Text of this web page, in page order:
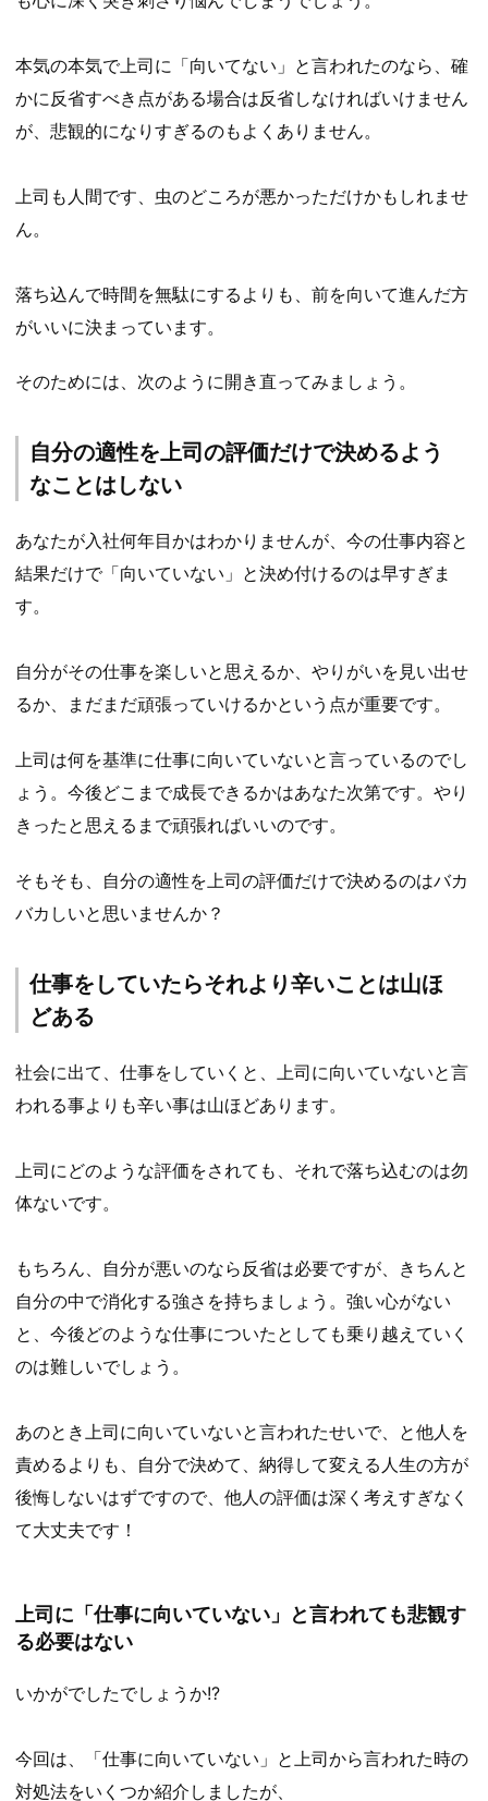
本気の本気で上司に「向いてない」と言われたのなら、確
かに反省すべき点がある場合は反省しなければいけません
が、悲観的になりすぎるのもよくありません。
上司も人間です、虫のどころが悪かっただけかもしれませ
ん。
落ち込んで時間を無駄にするよりも、前を向いて進んだ方
がいいに決まっています。
そのためには、次のように開き直ってみましょう。
自分の適性を上司の評価だけで決めるよう
なことはしない
あなたが入社何年目かはわかりませんが、今の仕事内容と
結果だけで「向いていない」と決め付けるのは早すぎま
す。
自分がその仕事を楽しいと思えるか、やりがいを見い出せ
るか、まだまだ頑張っていけるかという点が重要です。
上司は何を基準に仕事に向いていないと言っているのでし
ょう。今後どこまで成長できるかはあなた次第です。やり
きったと思えるまで頑張ればいいのです。
そもそも、自分の適性を上司の評価だけで決めるのはバカ
バカしいと思いませんか？
仕事をしていたらそれより辛いことは山ほ
どある
社会に出て、仕事をしていくと、上司に向いていないと言
われる事よりも辛い事は山ほどあります。
上司にどのような評価をされても、それで落ち込むのは勿
体ないです。
もちろん、自分が悪いのなら反省は必要ですが、きちんと
自分の中で消化する強さを持ちましょう。強い心がない
と、今後どのような仕事についたとしても乗り越えていく
のは難しいでしょう。
あのとき上司に向いていないと言われたせいで、と他人を
責めるよりも、自分で決めて、納得して変える人生の方が
後悔しないはずですので、他人の評価は深く考えすぎなく
て大丈夫です！
上司に「仕事に向いていない」と言われても悲観す
る必要はない
いかがでしたでしょうか!?
今回は、「仕事に向いていない」と上司から言われた時の
対処法をいくつか紹介しましたが、